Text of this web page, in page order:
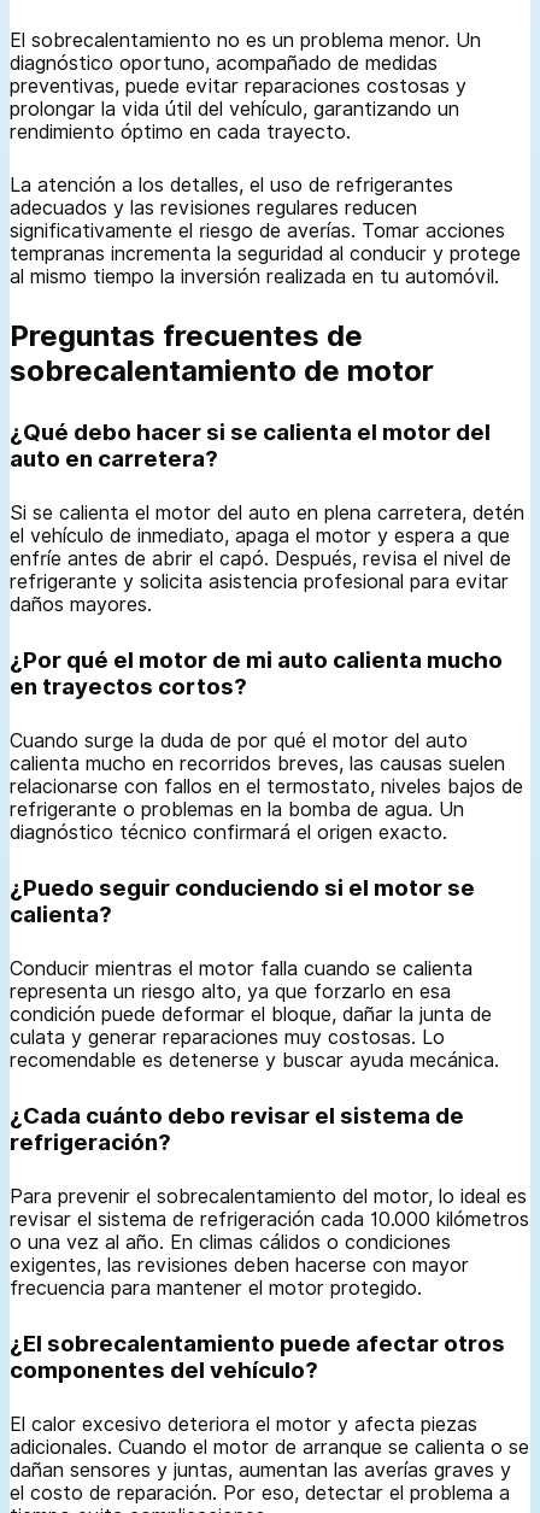
El sobrecalentamiento no es un problema menor. Un
diagnóstico oportuno, acompañado de medidas
preventivas, puede evitar reparaciones costosas y
prolongar la vida útil del vehículo, garantizando un
rendimiento óptimo en cada trayecto.
La atención a los detalles, el uso de refrigerantes
adecuados y las revisiones regulares reducen
significativamente el riesgo de averías. Tomar acciones
tempranas incrementa la seguridad al conducir y protege
al mismo tiempo la inversión realizada en tu automóvil.
Preguntas frecuentes de
sobrecalentamiento de motor
¿Qué debo hacer si se calienta el motor del
auto en carretera?
Si se calienta el motor del auto en plena carretera, detén
el vehículo de inmediato, apaga el motor y espera a que
enfríe antes de abrir el capó. Después, revisa el nivel de
refrigerante y solicita asistencia profesional para evitar
daños mayores.
¿Por qué el motor de mi auto calienta mucho
en trayectos cortos?
Cuando surge la duda de por qué el motor del auto
calienta mucho en recorridos breves, las causas suelen
relacionarse con fallos en el termostato, niveles bajos de
refrigerante o problemas en la bomba de agua. Un
diagnóstico técnico confirmará el origen exacto.
¿Puedo seguir conduciendo si el motor se
calienta?
Conducir mientras el motor falla cuando se calienta
representa un riesgo alto, ya que forzarlo en esa
condición puede deformar el bloque, dañar la junta de
culata y generar reparaciones muy costosas. Lo
recomendable es detenerse y buscar ayuda mecánica.
¿Cada cuánto debo revisar el sistema de
refrigeración?
Para prevenir el sobrecalentamiento del motor, lo ideal es
revisar el sistema de refrigeración cada 10.000 kilómetros
o una vez al año. En climas cálidos o condiciones
exigentes, las revisiones deben hacerse con mayor
frecuencia para mantener el motor protegido.
¿El sobrecalentamiento puede afectar otros
componentes del vehículo?
El calor excesivo deteriora el motor y afecta piezas
adicionales. Cuando el motor de arranque se calienta o se
dañan sensores y juntas, aumentan las averías graves y
el costo de reparación. Por eso, detectar el problema a